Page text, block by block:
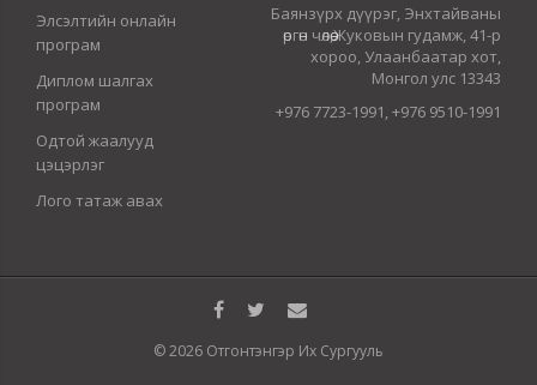
Элсэлтийн онлайн
програм
Диплом шалгах
програм
Одтой жаалууд
цэцэрлэг
Лого татаж авах
Баянзүрх дүүрэг, Энхтайваны
өргөн чөлөө,Жуковын гудамж, 41-р
хороо, Улаанбаатар хот,
Монгол улс 13343
+976 7723-1991, +976 9510-1991
© 2026 Отгонтэнгэр Их Сургууль